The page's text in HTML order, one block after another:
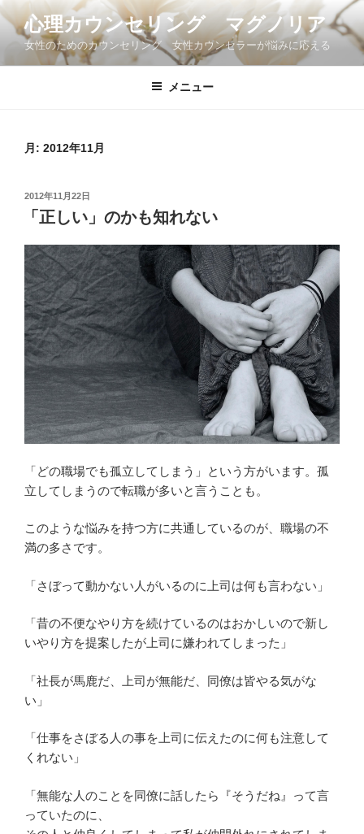
コ
ン
ン
心理カウンセリング マグノリア
女性のためのカウンセリング 女性カウンセラーが悩みに応える
メニュー
月: 2012年11月
投
2012年11月22日
「正しい」のかも知れない
「どの職場でも孤立してしまう」という方がいます。孤
立してしまうので転職が多いと言うことも。
このような悩みを持つ方に共通しているのが、職場の不
満の多さです。
「さぼって動かない人がいるのに上司は何も言わない」
「昔の不便なやり方を続けているのはおかしいので新し
いやり方を提案したが上司に嫌われてしまった」
「社長が馬鹿だ、上司が無能だ、同僚は皆やる気がな
い」
「仕事をさぼる人の事を上司に伝えたのに何も注意して
くれない」
「無能な人のことを同僚に話したら『そうだね』って言
っていたのに、